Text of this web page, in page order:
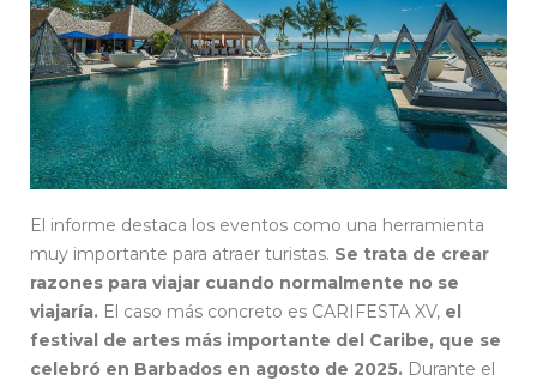
El informe destaca los eventos como una herramienta
muy importante para atraer turistas. Se trata de crear
razones para viajar cuando normalmente no se
viajaría. El caso más concreto es CARIFESTA XV, el
festival de artes más importante del Caribe, que se
celebró en Barbados en agosto de 2025. Durante el